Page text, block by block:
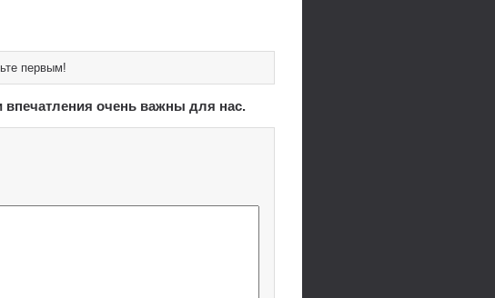
первым!
впечатления очень важны для нас.